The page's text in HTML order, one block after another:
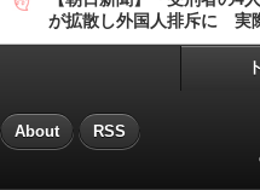
が拡散し外国人排斥に 実
About RSS